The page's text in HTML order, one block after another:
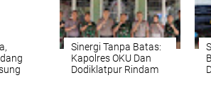
Sinergi Tanpa Batas:
Kapolres OKU Dan
Dodiklatpur Rindam